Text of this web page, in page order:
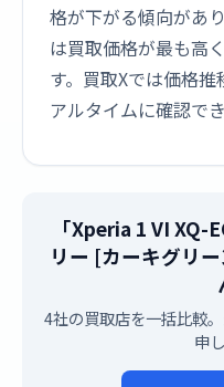
格が下がる傾向があ
は買取価格が最も高
す。買取Xでは価格
アルタイムに確認でき
「Xperia 1 VI XQ-
リー [カーキグリ
4社の買取店を一括比較
申